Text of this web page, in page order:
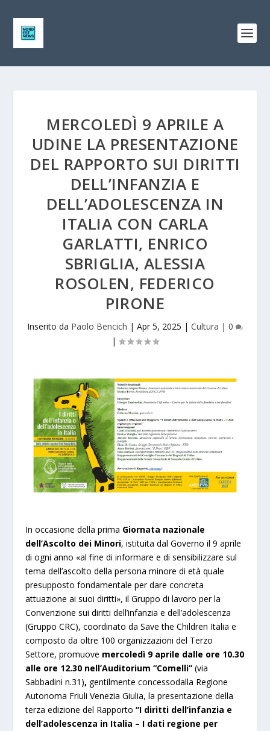
MERCOLEDÌ 9 APRILE A
UDINE LA PRESENTAZIONE
DEL RAPPORTO SUI DIRITTI
DELL’INFANZIA E
DELL’ADOLESCENZA IN
ITALIA CON CARLA
GARLATTI, ENRICO
SBRIGLIA, ALESSIA
ROSOLEN, FEDERICO
PIRONE
Inserito da Paolo Bencich | Apr 5, 2025 | Cultura | 0
|
In occasione della prima Giornata nazionale
dell’Ascolto dei Minori, istituita dal Governo il 9 aprile
di ogni anno «al fine di informare e di sensibilizzare sul
tema dell’ascolto della persona minore di età quale
presupposto fondamentale per dare concreta
attuazione ai suoi diritti», il Gruppo di lavoro per la
Convenzione sui diritti dell’infanzia e dell’adolescenza
(Gruppo CRC), coordinato da Save the Children Italia e
composto da oltre 100 organizzazioni del Terzo
Settore, promuove mercoledì 9 aprile dalle ore 10.30
alle ore 12.30 nell’Auditorium “Comelli”(via
Sabbadini n.31), gentilmente concessodalla Regione
Autonoma Friuli Venezia Giulia, la presentazione della
terza edizione del Rapporto“I diritti dell’infanzia e
dell’adolescenza in Italia – I dati regione per